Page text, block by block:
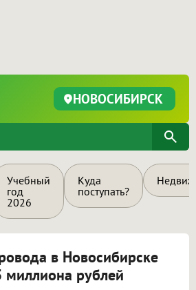
НОВОСИБИРСК
Учебный
год
2026
Куда
поступать?
в Новосибирске
миллиона рублей